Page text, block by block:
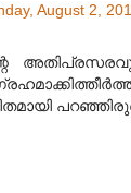
August 2,